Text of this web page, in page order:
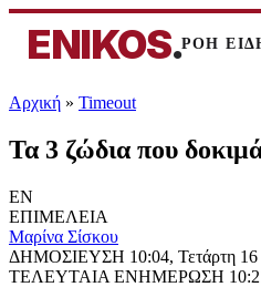
ENIKOS.ΡΟΗ
Αρχική » Timeout
Τα 3 ζώδια που
EN
ΕΠΙΜΕΛΕΙΑ
Μαρίνα Σίσκου
ΔΗΜΟΣΙΕΥΣΗ 10:04, Τετάρτη
ΤΕΛΕΥΤΑΙΑ ΕΝΗΜΕΡΩΣΗ